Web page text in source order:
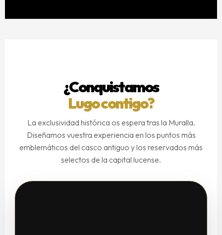
¿Conquistamos
Lugo contigo?
La exclusividad histórica os espera tras la Muralla.
Diseñamos vuestra experiencia en los puntos más
emblemáticos del casco antiguo y los reservados más
selectos de la capital lucense.